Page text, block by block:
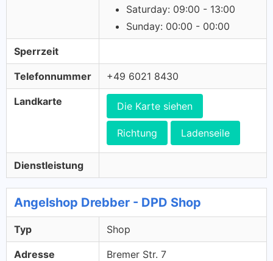
Saturday: 09:00 - 13:00
Sunday: 00:00 - 00:00
Sperrzeit
Telefonnummer +49 6021 8430
Landkarte Die Karte siehen
Richtung Ladenseile
Dienstleistung
Angelshop Drebber - DPD Shop
Typ Shop
Adresse
Bremer Str. 7